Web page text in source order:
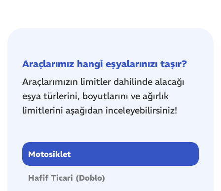
Araçlarımız hangi eşyalarınızı taşır?
Araçlarımızın limitler dahilinde alacağı
eşya türlerini, boyutlarını ve ağırlık
limitlerini aşağıdan inceleyebilirsiniz!
Motosiklet
Hafif Ticari (Doblo)